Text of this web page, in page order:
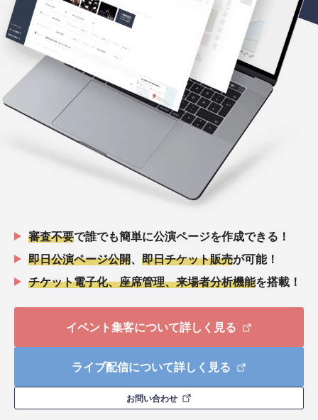
審査不要で誰でも簡単に公演ページを作成できる！
即日公演ページ公開
即日チケット販売が可能！
チケット電子化、座席管理、来場者分析機能を搭載！
イベント集客について詳しく見る
ライブ配信について詳しく見る
お問い合わせ